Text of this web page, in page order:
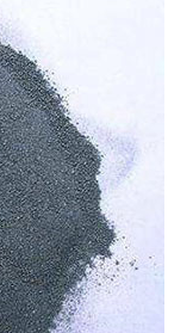
厂容厂貌
联系我们